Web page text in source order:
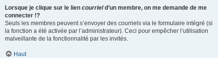
Lorsque je clique sur le lien courrield’un membre, on me demande de me
connecter !?
Seuls les membres peuvent s’envoyer des courriels via le formulaire intégré (si
la fonction a été activée par l’administrateur). Ceci pour empêcher l’utilisation
malveillante de la fonctionnalité par les invités.
Haut